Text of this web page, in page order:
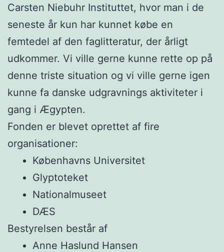
Carsten Niebuhr Instituttet, hvor man i de
seneste år kun har kunnet købe en
femtedel af den faglitteratur, der årligt
udkommer. Vi ville gerne kunne rette op på
denne triste situation og vi ville gerne igen
kunne fa danske udgravnings aktiviteter i
gang i Ægypten.
Fonden er blevet oprettet af fire
organisationer:
Københavns Universitet
Glyptoteket
Nationalmuseet
DÆS
Bestyrelsen består af
Anne Haslund Hansen